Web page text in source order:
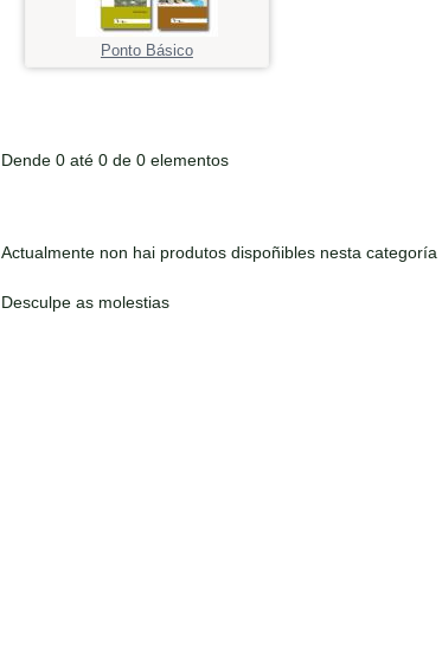
Ponto Básico
Dende 0 até 0 de 0 elementos
Actualmente non hai produtos dispoñibles nesta categoría
Desculpe as molestias